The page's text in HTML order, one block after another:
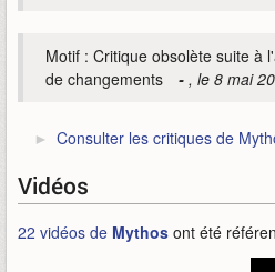
Motif : Critique obsolète suite à
de changements
- , le 8 mai
Consulter les critiques de
Vidéos
22 vidéos de Mythos ont été